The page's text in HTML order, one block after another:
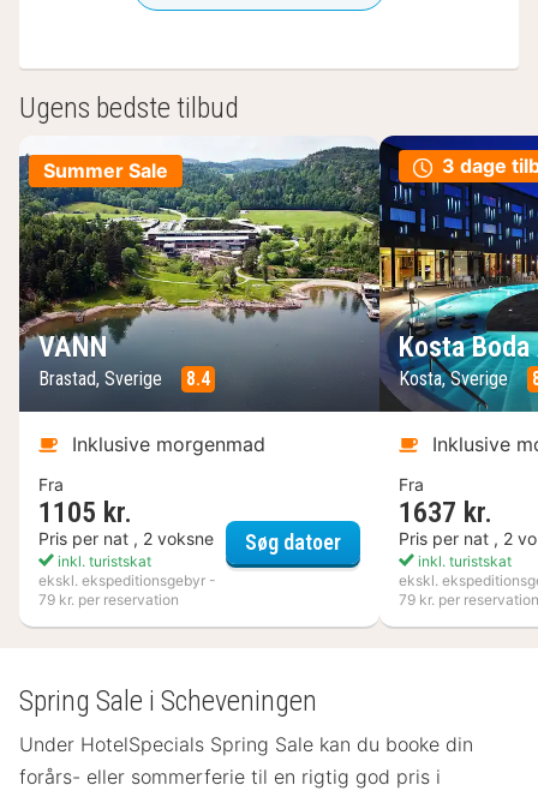
Ugens bedste tilbud
Summer Sale
VANN
Brastad, Sverige 8.4
Inklusive morgenmad
Fra
1105 kr.
Pris per nat , 2 voksne
inkl. turistskat
ekskl. ekspeditionsgebyr -
79 kr. per reservation
Søg datoerVANN
3 dage
Kosta
Kosta, Sverige
Inklusive
Fra
1637 kr.
Pris per nat , 2
inkl. turistskat
ekskl.
79 kr. per reservation
Spring Sale i Scheveningen
Under HotelSpecials Spring Sale kan du booke din
forårs- eller sommerferie til en rigtig god pris i